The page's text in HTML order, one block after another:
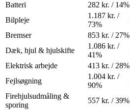
Batteri 282 kr. / 14%
Bilpleje
1.187 kr. /
73%
Bremser 853 kr. / 27%
Dæk, hjul & hjulskifte
1.086 kr. /
41%
Elektrisk arbejde 413 kr. / 28%
Fejlsøgning
1.004 kr. /
90%
Firehjulsudmåling &
sporing
557 kr. / 39%